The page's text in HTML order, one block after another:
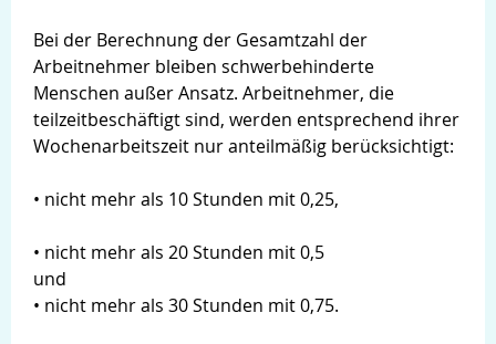
Bei der Berechnung der Gesamtzahl der
Arbeitnehmer bleiben schwerbehinderte
Menschen außer Ansatz. Arbeitnehmer, die
teilzeitbeschäftigt sind, werden entsprechend ihrer
Wochenarbeitszeit nur anteilmäßig berücksichtigt:
• nicht mehr als 10 Stunden mit 0,25,
• nicht mehr als 20 Stunden mit 0,5
und
• nicht mehr als 30 Stunden mit 0,75.